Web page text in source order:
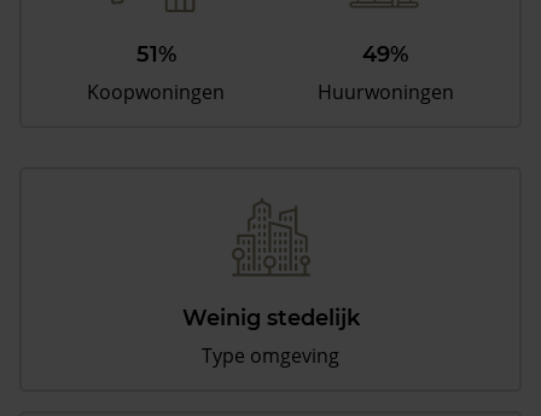
51%
Koopwoningen
49%
Huurwoningen
Weinig stedelijk
Type omgeving